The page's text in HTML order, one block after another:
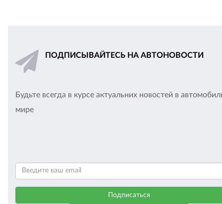
ПОДПИСЫВАЙТЕСЬ НА АВТОНОВОСТИ
Будьте всегда в курсе актуальних новостей в
мире